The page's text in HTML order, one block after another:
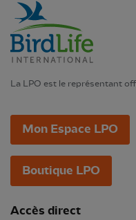
La LPO est le représentant
Mon Espace LPO
Boutique LPO
Accès direct